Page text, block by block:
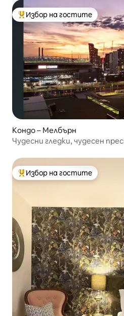
Най-популярен избор на
Избор на гостите
Кондо – Мелбърн
Чудесни гледки, чудесен
Най-популярен избор на
Избор на гостите